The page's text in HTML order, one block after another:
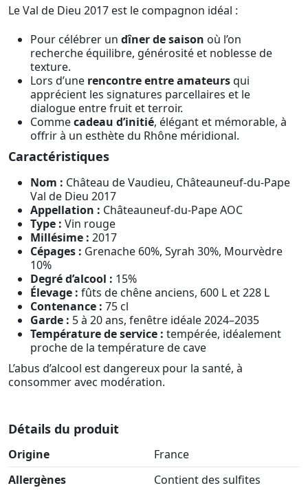
Le Val de Dieu 2017 est le compagnon idéal :
Pour célébrer un dîner de saison où l’on
recherche équilibre, générosité et noblesse de
texture.
Lors d’une rencontre entre amateursqui
apprécient les signatures parcellaires et le
dialogue entre fruit et terroir.
Commecadeau d’initié, élégant et mémorable, à
offrir à un esthète du Rhône méridional.
Caractéristiques
Nom : Château de Vaudieu, Châteauneuf-du-Pape
Val de Dieu 2017
Appellation : Châteauneuf-du-Pape AOC
Type : Vin rouge
Millésime : 2017
Cépages : Grenache 60%, Syrah 30%, Mourvèdre
10%
Degré d’alcool : 15%
Élevage : fûts de chêne anciens, 600 L et 228 L
Contenance : 75 cl
Garde : 5 à 20 ans, fenêtre idéale 2024–2035
Température de service : tempérée, idéalement
proche de la température de cave
L’abus d’alcool est dangereux pour la santé, à
consommer avec modération.
Détails du produit
Origine
France
Allergènes
Contient des sulfites